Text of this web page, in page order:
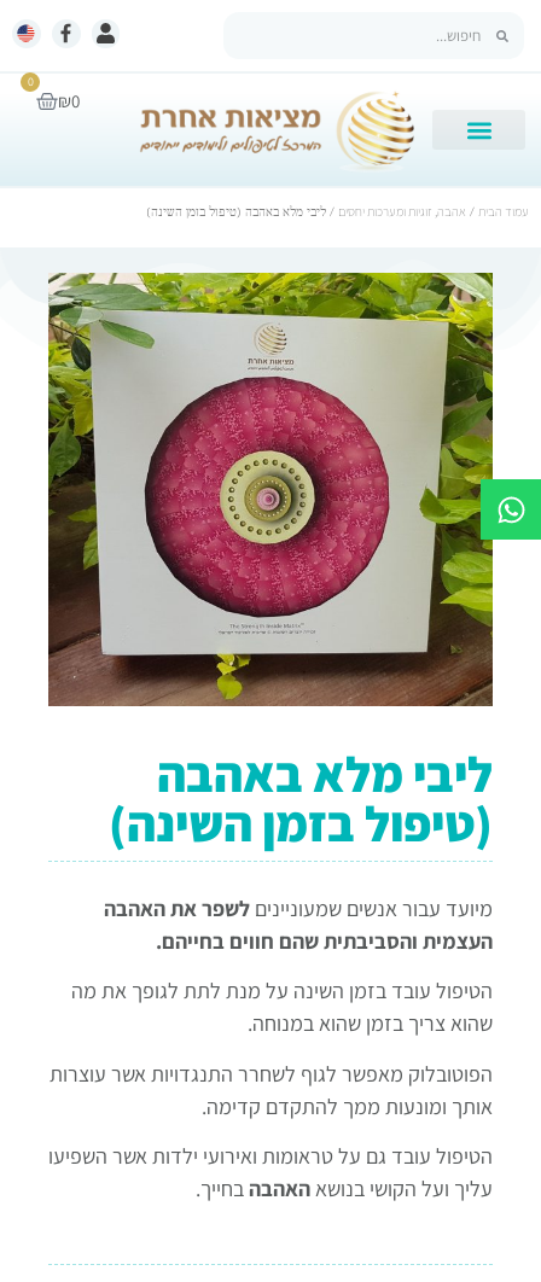
₪0
0
עמוד הבית / אהבה, זוגיות ומערכות יחסים / ליבי מלא באהבה (טיפול בזמן השינה)
ליבי מלא באהבה
(טיפול בזמן השינה)
מיועד עבור אנשים שמעוניינים לשפר את האהבה
העצמית והסביבתית שהם חווים בחייהם.
הטיפול עובד בזמן השינה על מנת לתת לגופך את מה
שהוא צריך בזמן שהוא במנוחה.
הפוטובלוק מאפשר לגוף לשחרר התנגדויות אשר עוצרות
אותך ומונעות ממך להתקדם קדימה.
הטיפול עובד גם על טראומות ואירועי ילדות אשר השפיעו
עליך ועל הקושי בנושאהאהבה בחייך.